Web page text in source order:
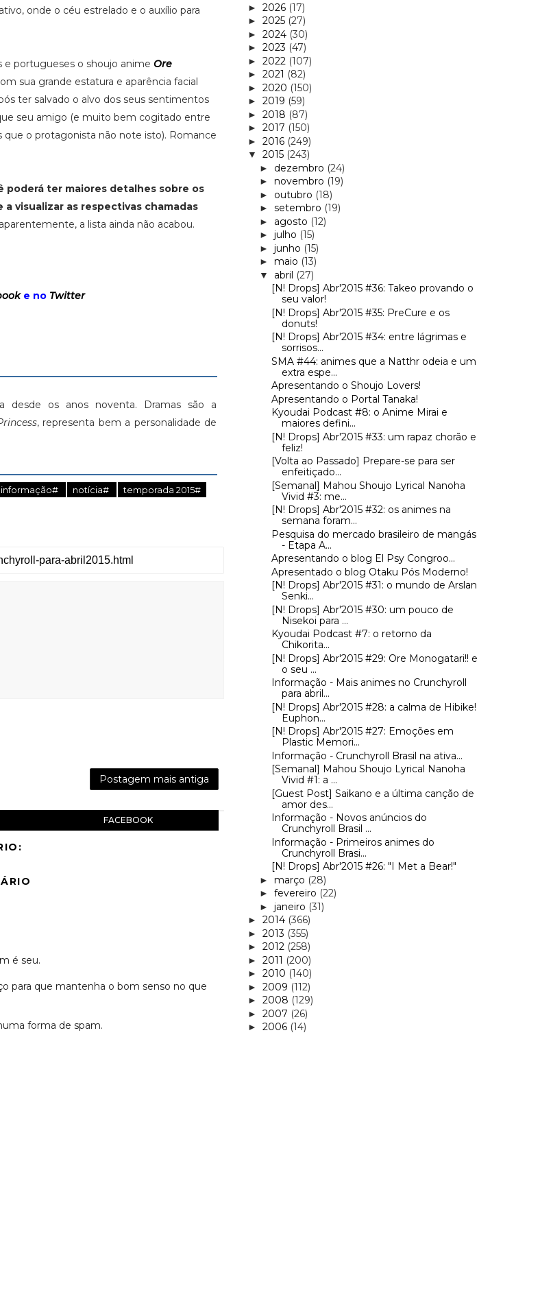
onde o céu estrelado e o auxílio para
e portugueses o shoujo anime Ore
sua grande estatura e aparência facial
ter salvado o alvo dos seus sentimentos
seu amigo (e muito bem cogitado entre
que o protagonista não note isto). Romance
poderá ter maiores detalhes sobre os
visualizar as respectivas chamadas
a lista ainda não acabou.
e no Twitter
desde os anos noventa. Dramas são a
, representa bem a personalidade de
informação# notícia#
temporada 2015#
Postagem mais antiga
FACEBOOK
é seu.
para que mantenha o bom senso no que
forma de spam.
► 2026 (17)
► 2025 (27)
► 2024 (30)
► 2023 (47)
► 2022 (107)
► 2021 (82)
► 2020 (150)
► 2019 (59)
► 2018 (87)
► 2017 (150)
► 2016 (249)
▼ 2015 (243)
► dezembro (24)
► novembro (19)
► outubro (18)
► setembro (19)
► agosto (12)
► julho (15)
► junho (15)
► maio (13)
▼ abril (27)
[N! Drops] Abr'2015 #36: Takeo provando o
seu valor!
[N! Drops] Abr'2015 #35: PreCure e os
donuts!
[N! Drops] Abr'2015 #34: entre lágrimas e
sorrisos...
SMA #44: animes que a Natthr odeia e um
extra espe...
Apresentando o Shoujo Lovers!
Apresentando o Portal Tanaka!
Kyoudai Podcast #8: o Anime Mirai e
maiores defini...
[N! Drops] Abr'2015 #33: um rapaz chorão e
feliz!
[Volta ao Passado] Prepare-se para ser
enfeitiçado...
[Semanal] Mahou Shoujo Lyrical Nanoha
Vivid #3: me...
[N! Drops] Abr'2015 #32: os animes na
semana foram...
Pesquisa do mercado brasileiro de mangás
- Etapa A...
Apresentando o blog El Psy Congroo...
Apresentado o blog Otaku Pós Moderno!
[N! Drops] Abr'2015 #31: o mundo de Arslan
Senki...
[N! Drops] Abr'2015 #30: um pouco de
Nisekoi para ...
Kyoudai Podcast #7: o retorno da
Chikorita...
[N! Drops] Abr'2015 #29: Ore Monogatari!! e
o seu ...
Informação - Mais animes no Crunchyroll
para abril...
[N! Drops] Abr'2015 #28: a calma de Hibike!
Euphon...
[N! Drops] Abr'2015 #27: Emoções em
Plastic Memori...
Informação - Crunchyroll Brasil na ativa...
[Semanal] Mahou Shoujo Lyrical Nanoha
Vivid #1: a ...
[Guest Post] Saikano e a última canção de
amor des...
Informação - Novos anúncios do
Crunchyroll Brasil ...
Informação - Primeiros animes do
Crunchyroll Brasi...
[N! Drops] Abr'2015 #26: "I Met a Bear!"
► março (28)
► fevereiro (22)
► janeiro (31)
► 2014 (366)
► 2013 (355)
► 2012 (258)
► 2011 (200)
► 2010 (140)
► 2009 (112)
► 2008 (129)
► 2007 (26)
► 2006 (14)